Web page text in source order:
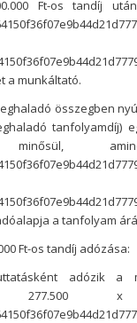
Ft-os tandíj
a munkáltató.
összegben
tanfolyamdíj)
minősül,
a tanfolyam
Ft-os tandíj adózása:
adózik a